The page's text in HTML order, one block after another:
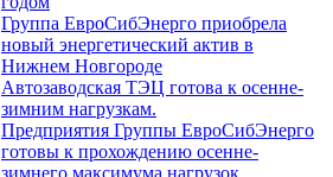
Группа ЕвроСибЭнерго приобрела
новый энергетический актив в
Нижнем Новгороде
Автозаводская ТЭЦ готова к осенне-
зимним нагрузкам.
Предприятия Группы ЕвроСибЭнерго
готовы к прохождению осенне-